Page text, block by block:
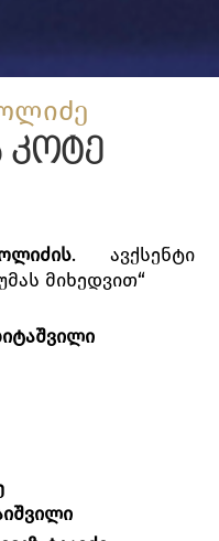
. ავქსენტი
მიხედვით“